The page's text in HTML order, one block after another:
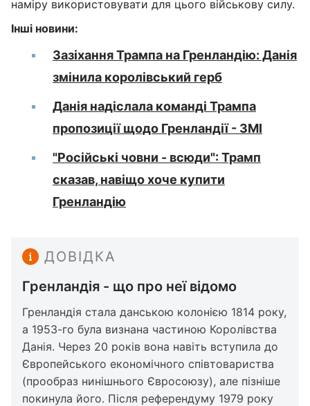
наміру використовувати для цього військову силу.
Інші новини:
Зазіхання Трампа на Гренландію: Данія
змінила королівський герб
Данія надіслала команді Трампа
пропозиції щодо Гренландії - ЗМІ
"Російські човни - всюди": Трамп
сказав, навіщо хоче купити
Гренландію
ДОВІДКА
Гренландія - що про неї відомо
Гренландія стала данською колонією 1814 року,
а 1953-го була визнана частиною Королівства
Данія. Через 20 років вона навіть вступила до
Європейського економічного співтовариства
(прообраз нинішнього Євросоюзу), але пізніше
покинула його. Після референдуму 1979 року